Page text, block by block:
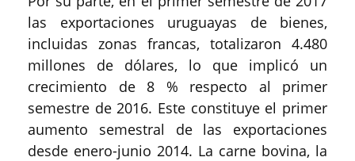
las exportaciones uruguayas de bienes,
incluidas zonas francas, totalizaron 4.480
millones de dólares, lo que implicó un
crecimiento de 8 % respecto al primer
semestre de 2016. Este constituye el primer
aumento semestral de las exportaciones
desde enero-junio 2014. La carne bovina, la